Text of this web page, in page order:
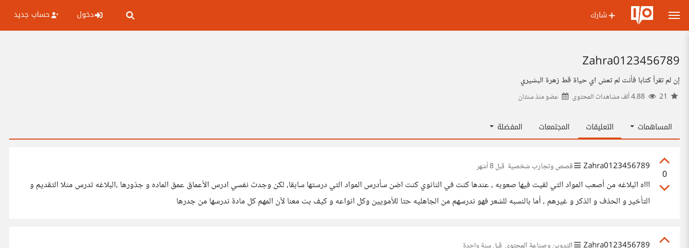
شارك دخول حساب جديد
Zahra0123456789
إن لم تقرأ كتابا فأنت لم تعش اي حياة قط زهرة البشيري
عضو منذسنتان
المساهمات التعليقات المجتمعات المفضلة
0
Zahra0123456789 قصص وتجارب شخصية قبل 8 أشهر
اااه البلاغه من أصعب المواد التي لقيت فيها صعوبه ، عندها كنت في الثانوي كنت اضن سأدرس المواد التي درستها سابقا، لكن وجدت نفسي ادرس الأعماق عمق الماده و جذورها ،البلاغه تدرس مثلا التقديم و
التأخير و الحذف و الذكر و غيرهم ، أما بالنسبه للشعر فهو ندرسهم من الجاهليه حتا للأمويين وكل انواعه و كيف بث معنا لآن المهم كل مادة ندرسها من جدرها